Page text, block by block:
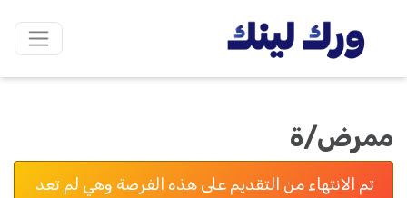
ممرض/ة
تم الانتهاء من التقديم على هذه الفرصة وهي لم تعد